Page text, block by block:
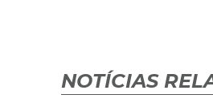
NOTÍCIAS